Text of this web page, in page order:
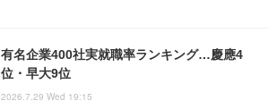
有名企業400社実就職率ランキング…慶應4
位・早大9位
2026.7.29 Wed 19:15